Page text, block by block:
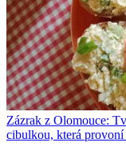
Zázrak z Olomouce:
cibulkou, která